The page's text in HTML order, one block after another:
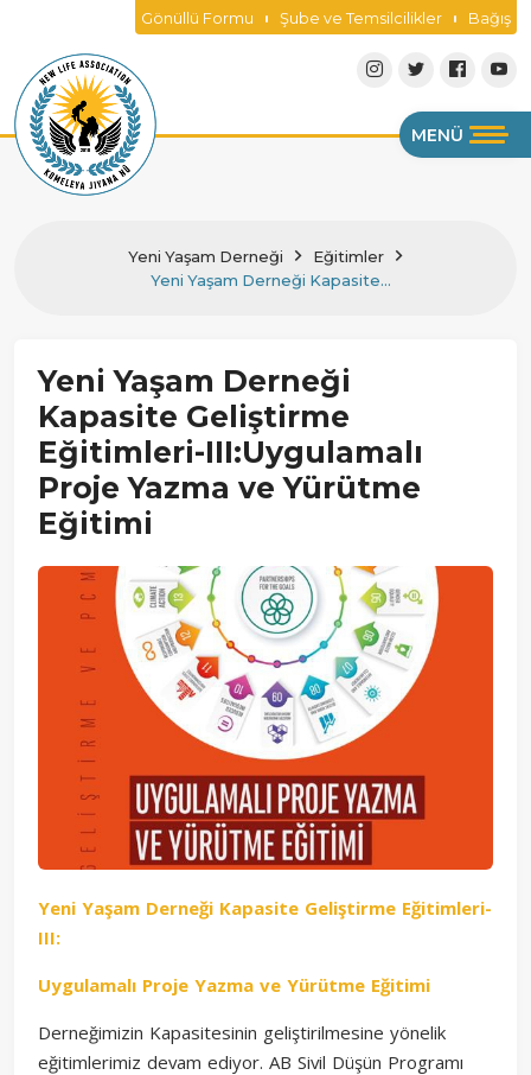
Gönüllü Formu Şube ve Temsilcilikler Bağış
MENÜ
Yeni Yaşam Derneği
Eğitimler
Yeni Yaşam Derneği Kapasite
Yeni Yaşam Derneği
Kapasite Geliştirme
Eğitimleri-III:Uygulamalı
Proje Yazma ve Yürütme
Eğitimi
Yeni Yaşam Derneği Kapasite Geliştirme Eğitimleri-
III:
Uygulamalı Proje Yazma ve Yürütme Eğitimi
Derneğimizin Kapasitesinin geliştirilmesine yönelik
eğitimlerimiz devam ediyor. AB Sivil Düşün Programı